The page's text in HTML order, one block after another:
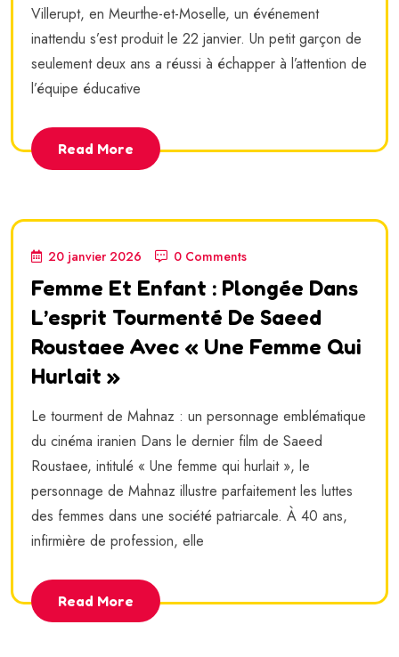
Villerupt, en Meurthe-et-Moselle, un événement
inattendu s’est produit le 22 janvier. Un petit garçon de
seulement deux ans a réussi à échapper à l’attention de
l’équipe éducative
Read More
20 janvier 2026 0 Comments
Femme Et Enfant : Plongée Dans
L’esprit Tourmenté De Saeed
Roustaee Avec « Une Femme Qui
Hurlait »
Le tourment de Mahnaz : un personnage emblématique
du cinéma iranien Dans le dernier film de Saeed
Roustaee, intitulé « Une femme qui hurlait », le
personnage de Mahnaz illustre parfaitement les luttes
des femmes dans une société patriarcale. À 40 ans,
infirmière de profession, elle
Read More